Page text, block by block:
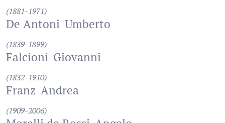
(1881-1971)
De Antoni Umberto
(1839-1899)
Falcioni Giovanni
(1832-1910)
Franz Andrea
(1909-2006)